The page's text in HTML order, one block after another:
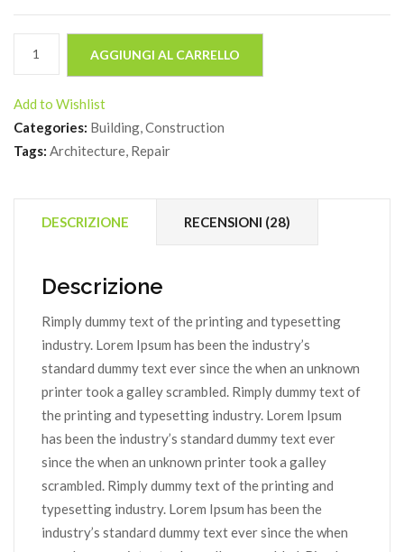
AGGIUNGI AL CARRELLO
Add to Wishlist
Categories: Building Construction
Tags: Architecture Repair
DESCRIZIONE RECENSIONI (28)
Descrizione
Rimply dummy text of the printing and typesetting
industry. Lorem Ipsum has been the industry’s
standard dummy text ever since the when an unknown
printer took a galley scrambled. Rimply dummy text of
the printing and typesetting industry. Lorem Ipsum
has been the industry’s standard dummy text ever
since the when an unknown printer took a galley
scrambled. Rimply dummy text of the printing and
typesetting industry. Lorem Ipsum has been the
industry’s standard dummy text ever since the when